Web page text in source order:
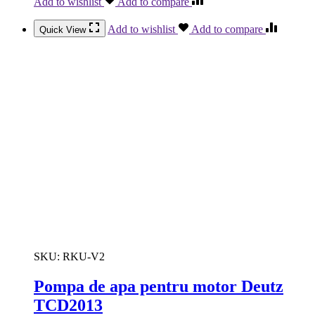
Quick View Add to wishlist Add to compare
SKU: RKU-V2
Pompa de apa pentru motor Deutz
TCD2013